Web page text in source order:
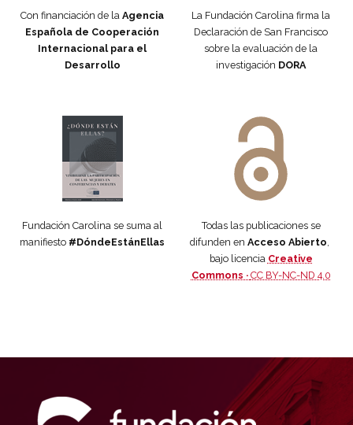
Con financiación de la Agencia
Española de Cooperación
Internacional para el
Desarrollo
La Fundación Carolina firma la
Declaración de San Francisco
sobre la evaluación de la
investigación DORA
Fundación Carolina se suma al
manifiesto #DóndeEstánEllas
Todas las publicaciones se
difunden en Acceso Abierto,
bajo licencia Creative
Commons · CC BY-NC-ND 4.0